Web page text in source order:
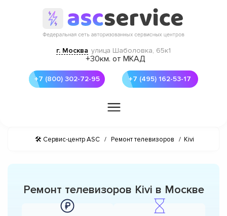
г. Москва улица Шаболовка, 65к1
+30км. от МКАД
+7 (800) 302-72-95 +7 (495) 162-53-17
🛠 Сервис-центр ASC / Ремонт телевизоров / Kivi
Ремонт телевизоров Kivi в Москве